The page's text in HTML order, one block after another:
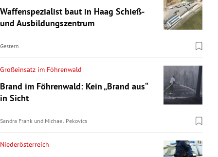
Waffenspezialist baut in Haag Schieß-
und Ausbildungszentrum
Gestern
Großeinsatz im Föhrenwald
Brand im Föhrenwald: Kein „Brand aus“
in Sicht
Sandra Frank und Michael Pekovics
Niederösterreich